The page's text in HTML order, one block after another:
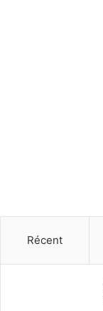
Récent